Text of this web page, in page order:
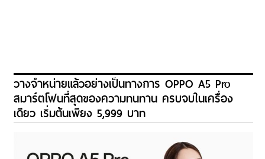
วางจำหน่ายแล้วอย่างเป็นทางการ OPPO A5 Pro
สมาร์ตโฟนที่สุดของความทนทาน ครบจบในเครื่อง
เดียว เริ่มต้นเพียง 5,999 บาท